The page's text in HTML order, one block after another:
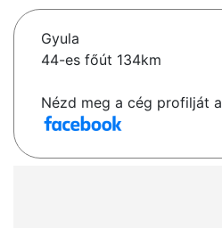
Gyula
44-es főút 134km
Nézd meg a cég profilját a